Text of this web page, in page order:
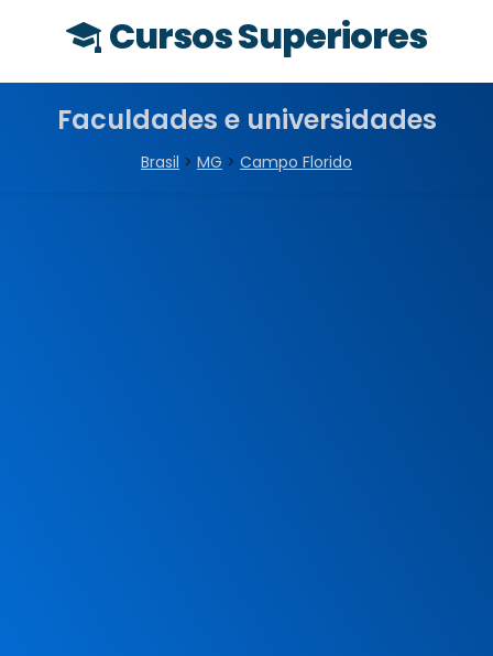
Cursos Superiores
Faculdades e universidades
Brasil > MG > Campo Florido